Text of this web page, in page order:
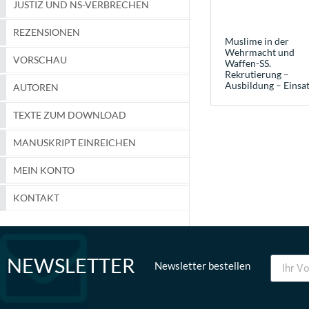
JUSTIZ UND NS-VERBRECHEN
REZENSIONEN
VORSCHAU
AUTOREN
TEXTE ZUM DOWNLOAD
MANUSKRIPT EINREICHEN
MEIN KONTO
KONTAKT
Muslime in der
Wehrmacht und
Waffen-SS.
Rekrutierung –
Ausbildung –
NEWSLETTER Newsletter bestellen